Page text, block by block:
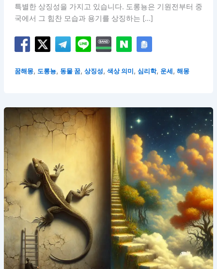
특별한 상징성을 가지고 있습니다. 도롱뇽은 기원전부터 중
국에서 그 힘찬 모습과 용기를 상징하는 […]
꿈해몽, 도롱뇽, 동물 꿈, 상징성, 색상 의미 , 심리학, 운세 , 해몽